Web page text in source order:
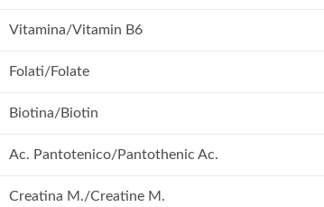
Vitamina/Vitamin B6
Folati/Folate
Biotina/Biotin
Ac. Pantotenico/Pantothenic Ac.
Creatina M./Creatine M.